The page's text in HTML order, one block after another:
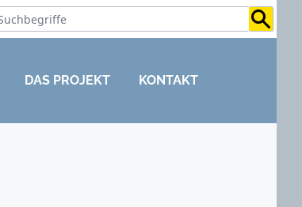
DAS PROJEKT KONTAKT